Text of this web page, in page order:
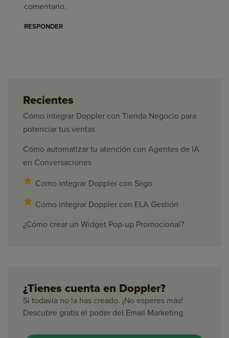
comentario.
RESPONDER
Recientes
Cómo integrar Doppler con Tienda Negocio para
potenciar tus ventas
Cómo automatizar tu atención con Agentes de IA
en Conversaciones
Como integrar Doppler con Siigo
Cómo integrar Doppler con ELA Gestión
¿Cómo crear un Widget Pop-up Promocional?
¿Tienes cuenta en Doppler?
Si todavía no la has creado. ¡No esperes más!
Descubre gratis el poder del Email Marketing.